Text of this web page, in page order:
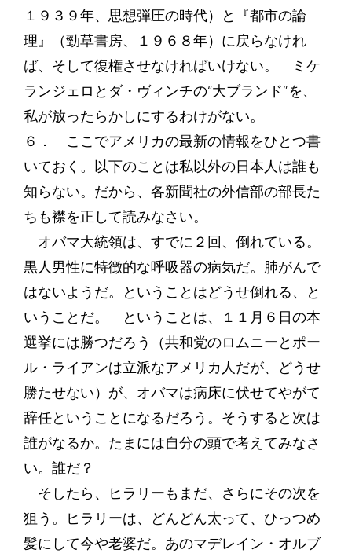
１９３９年、思想弾圧の時代）と『都市の論
理』（勁草書房、１９６８年）に戻らなけれ
ば、そして復権させなければいけない。 ミケ
ランジェロとダ・ヴィンチの“大ブランド”を、
私が放ったらかしにするわけがない。
６． ここでアメリカの最新の情報をひとつ書
いておく。以下のことは私以外の日本人は誰も
知らない。だから、各新聞社の外信部の部長た
ちも襟を正して読みなさい。
オバマ大統領は、すでに２回、倒れている。
黒人男性に特徴的な呼吸器の病気だ。肺がんで
はないようだ。ということはどうせ倒れる、と
いうことだ。 ということは、１１月６日の本
選挙には勝つだろう（共和党のロムニーとポー
ル・ライアンは立派なアメリカ人だが、どうせ
勝たせない）が、オバマは病床に伏せてやがて
辞任ということになるだろう。そうすると次は
誰がなるか。たまには自分の頭で考えてみなさ
い。誰だ？
そしたら、ヒラリーもまだ、さらにその次を
狙う。ヒラリーは、どんどん太って、ひっつめ
髪にして今や老婆だ。あのマデレイン・オルブ